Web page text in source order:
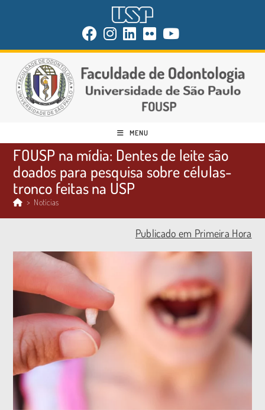
MENU
FOUSP na mídia: Dentes de leite são
doados para pesquisa sobre células-
tronco feitas na USP
> Notícias
Publicado em Primeira Hora